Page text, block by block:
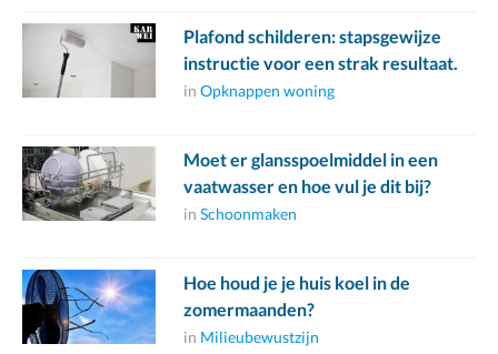
Plafond schilderen: stapsgewijze
instructie voor een strak resultaat.
in Opknappen woning
Moet er glansspoelmiddel in een
vaatwasser en hoe vul je dit bij?
in Schoonmaken
Hoe houd je je huis koel in de
zomermaanden?
in Milieubewustzijn